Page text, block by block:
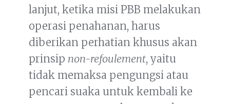
lanjut, ketika misi PBB melakukan
operasi penahanan, harus
diberikan perhatian khusus akan
prinsip non-refoulement, yaitu
tidak memaksa pengungsi atau
pencari suaka untuk kembali ke